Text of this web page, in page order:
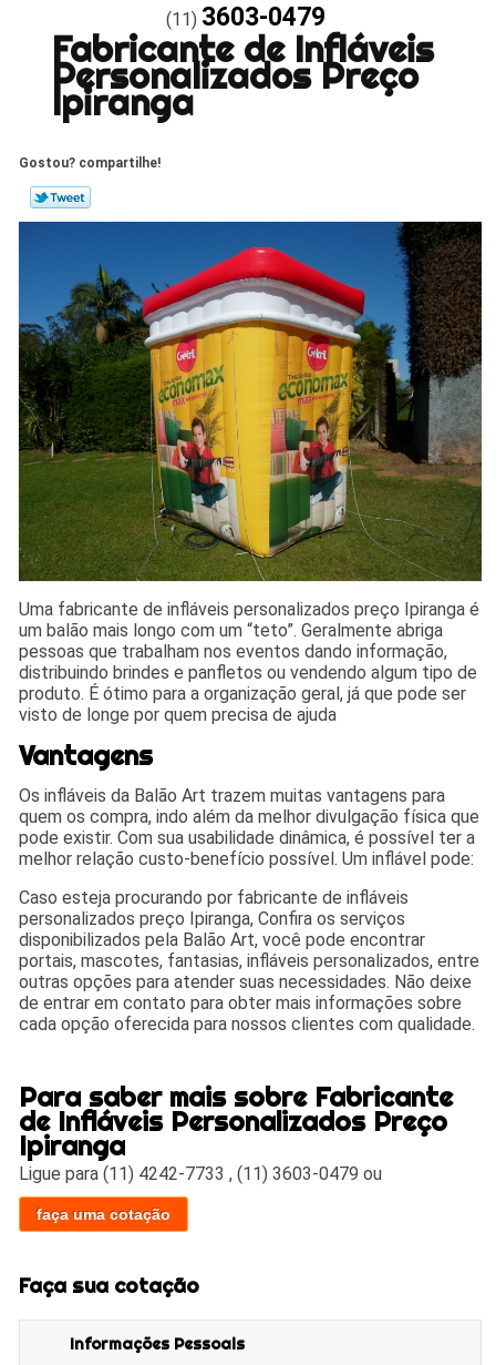
(11) 3603-0479
Fabricante de Infláveis
Personalizados Preço
Ipiranga
Gostou? compartilhe!
Uma fabricante de infláveis personalizados preço Ipiranga é
um balão mais longo com um “teto”. Geralmente abriga
pessoas que trabalham nos eventos dando informação,
distribuindo brindes e panfletos ou vendendo algum tipo de
produto. É ótimo para a organização geral, já que pode ser
visto de longe por quem precisa de ajuda
Vantagens
Os infláveis da Balão Art trazem muitas vantagens para
quem os compra, indo além da melhor divulgação física que
pode existir. Com sua usabilidade dinâmica, é possível ter a
melhor relação custo-benefício possível. Um inflável pode:
Caso esteja procurando por fabricante de infláveis
personalizados preço Ipiranga, Confira os serviços
disponibilizados pela Balão Art, você pode encontrar
portais, mascotes, fantasias, infláveis personalizados, entre
outras opções para atender suas necessidades. Não deixe
de entrar em contato para obter mais informações sobre
cada opção oferecida para nossos clientes com qualidade.
Para saber mais sobre Fabricante
de Infláveis Personalizados Preço
Ipiranga
Ligue para(11) 4242-7733 ,(11) 3603-0479 ou
faça uma cotação
Faça sua cotação
Informações Pessoais